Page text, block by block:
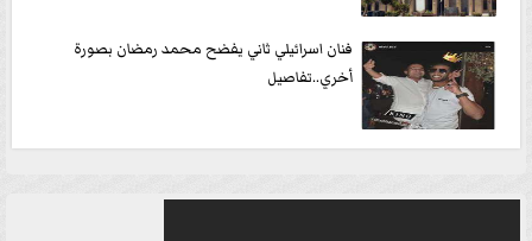
فنان اسرائيلي ثاني يفضح محمد رمضان بصورة
أخري..تفاصيل